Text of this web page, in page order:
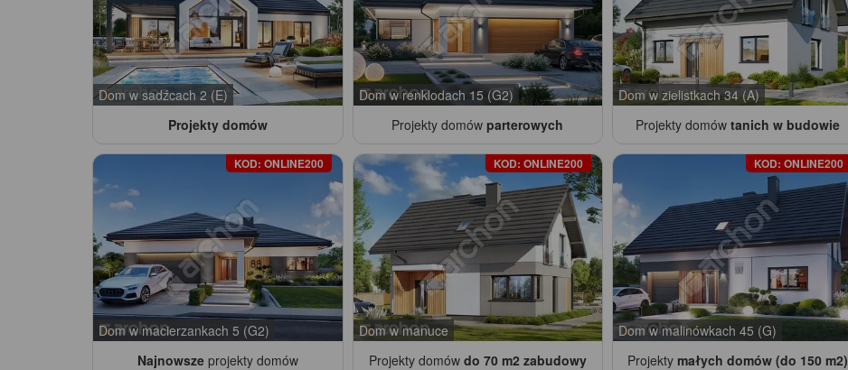
Dom w sadźcach 2 (E)
Projekty domów
Dom w renklodach 15 (G2)
Projekty domówparterowych
Dom w zielistkach 34 (A)
Projekty domów tanich w budowie
KOD: ONLINE200
Dom w macierzankach 5 (G2)
Najnowsze projekty domów
KOD: ONLINE200
Dom w manuce
Projekty domów do 70 m2 zabudowy
KOD: ONLINE200
Dom w malinówkach 45 (G)
Projekty małych domów (do 150 m2)